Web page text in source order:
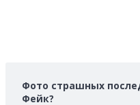
Фото страшных
Фейк?